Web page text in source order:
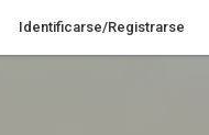
Identificarse/Registrarse